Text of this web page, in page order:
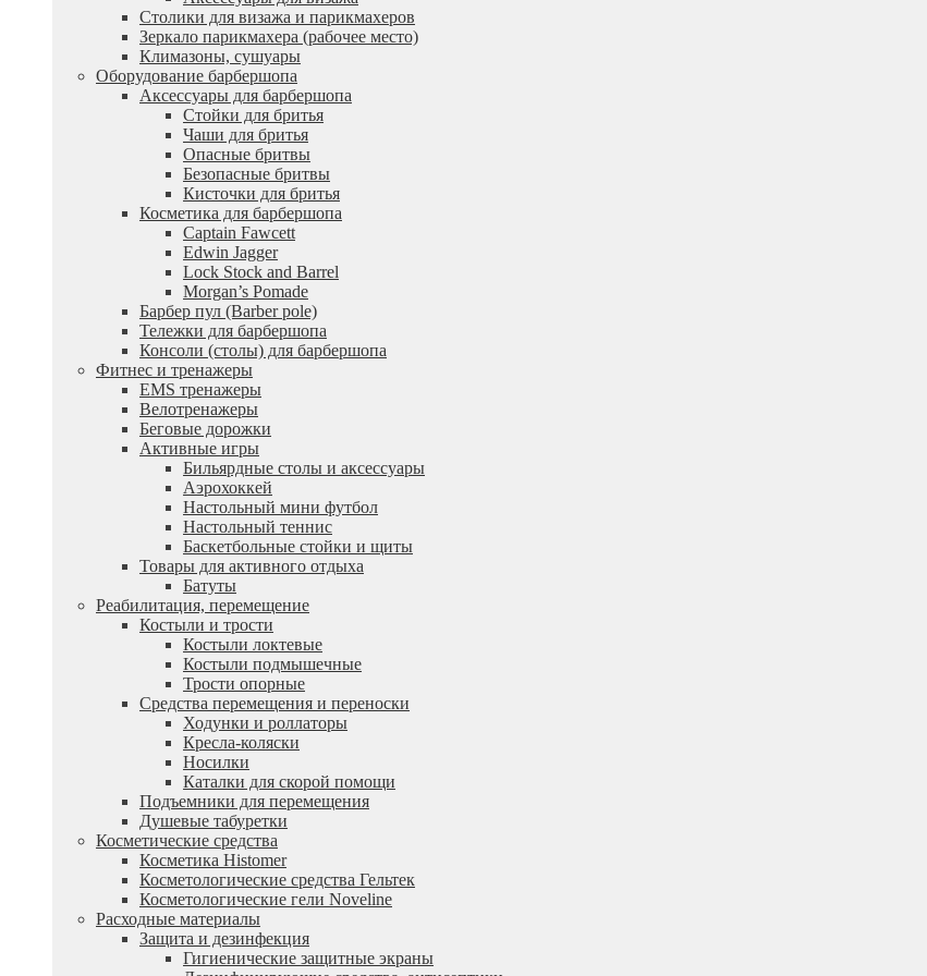
Столики для визажа и парикмахеров
Зеркало парикмахера (рабочее место)
Климазоны, сушуары
Оборудование барбершопа
Аксессуары для барбершопа
Стойки для бритья
Чаши для бритья
Опасные бритвы
Безопасные бритвы
Кисточки для бритья
Косметика для барбершопа
Captain Fawcett
Edwin Jagger
Lock Stock and Barrel
Morgan’s Pomade
Барбер пул (Barber pole)
Тележки для барбершопа
Консоли (столы) для барбершопа
Фитнес и тренажеры
EMS тренажеры
Велотренажеры
Беговые дорожки
Активные игры
Бильярдные столы и аксессуары
Аэрохоккей
Настольный мини футбол
Настольный теннис
Баскетбольные стойки и щиты
Товары для активного отдыха
Батуты
Реабилитация, перемещение
Костыли и трости
Костыли локтевые
Костыли подмышечные
Трости опорные
Средства перемещения и переноски
Ходунки и роллаторы
Кресла-коляски
Носилки
Каталки для скорой помощи
Подъемники для перемещения
Душевые табуретки
Косметические средства
Косметика Histomer
Косметологические средства Гельтек
Косметологические гели Noveline
Расходные материалы
Защита и дезинфекция
Гигиенические защитные экраны